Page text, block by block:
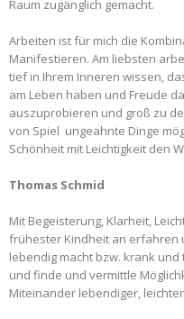
Raum zugänglich gemacht.
Arbeiten ist für mich die
Manifestieren. Am liebsten
tief in Ihrem Inneren wissen,
am Leben haben und Freude
auszuprobieren und groß zu
von Spiel ungeahnte Dinge
Schönheit mit Leichtigkeit den
Thomas Schmid
Mit Begeisterung, Klarheit,
frühester Kindheit an erfahren
lebendig macht bzw. krank
und finde und vermittle
Miteinander lebendiger,